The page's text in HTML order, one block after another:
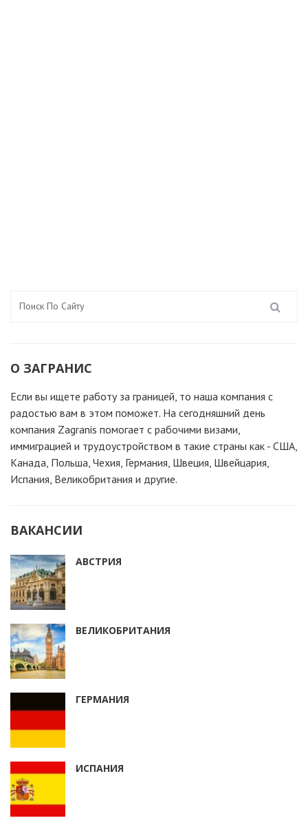
О ЗАГРАНИС
Если вы ищете работу за границей, то наша компания c
радостью вам в этом поможет. На сегодняшний день
компания Zagranis помогает с рабочими визами,
иммиграцией и трудоустройством в такие страны как - США,
Канада, Польша, Чехия, Германия, Швеция, Швейцария,
Испания, Великобритания и другие.
ВАКАНСИИ
АВСТРИЯ
ВЕЛИКОБРИТАНИЯ
ГЕРМАНИЯ
ИСПАНИЯ